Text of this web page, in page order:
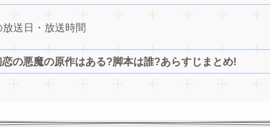
送日・放送時間
恋の悪魔の原作はある?脚本は誰?あらすじまとめ!